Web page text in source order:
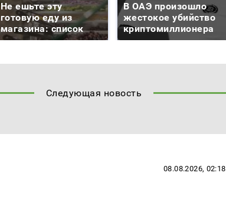
Не ешьте эту
готовую еду из
магазина: список
В ОАЭ произошло
жестокое убийство
криптомиллионера
Следующая новость
08.08.2026, 02:18